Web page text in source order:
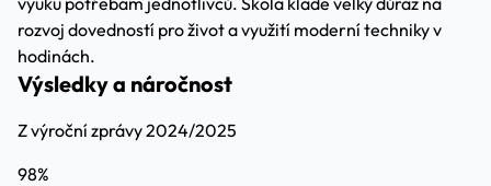
rozvoj dovedností pro život a využití moderní techniky v
hodinách.
Výsledky a náročnost
Z výroční zprávy 2024/2025
98%